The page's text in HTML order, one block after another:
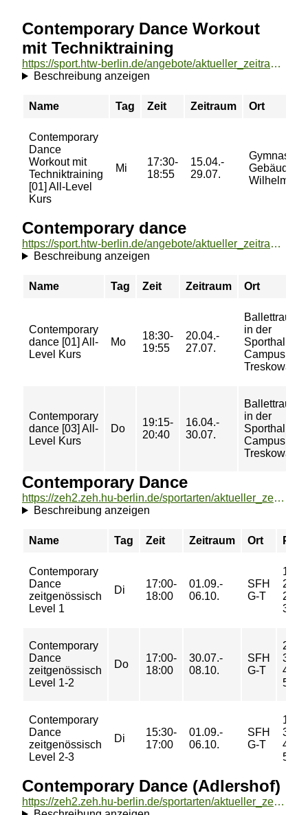
Contemporary Dance Workout
mit Techniktraining
https://sport.htw-berlin.de/angebote/aktueller_zeitraum/_Contemporary_Dance_Workout_mit_Techniktraining.html
Beschreibung anzeigen
Name Tag Zeit Zeitraum Ort
Contemporary
Dance
Workout mit
Techniktraining
[01] All-Level
Kurs
Mi
17:30-
18:55
15.04.-
29.07.
Gebäude B
Contemporary dance
https://sport.htw-berlin.de/angebote/aktueller_zeitraum/_Contemporary_dance.html
Beschreibung anzeigen
Name Tag Zeit Zeitraum Ort
Contemporary
dance [01] All-
Level Kurs
Mo
18:30-
19:55
20.04.-
27.07.
Ballettraum
in der
Sporthalle-
Campus
Contemporary
dance [03] All-
Level Kurs
Do
19:15-
20:40
16.04.-
30.07.
Ballettraum
in der
Sporthalle-
Campus
Contemporary Dance
https://zeh2.zeh.hu-berlin.de/sportarten/aktueller_zeitraum/_Contemporary_Dance.html
Beschreibung anzeigen
Name Tag Zeit Zeitraum Ort
Contemporary
Dance
zeitgenössisch
Level 1
Di
17:00-
18:00
01.09.-
06.10.
SFH
G-T
12/
22/
28/
34 €
Contemporary
Dance
zeitgenössisch
Level 1-2
Do
17:00-
18:00
30.07.-
08.10.
SFH
G-T
21/
36/
46/
56 €
Contemporary
Dance
zeitgenössisch
Level 2-3
Di
15:30-
17:00
01.09.-
06.10.
SFH
G-T
18/
32/
42/
51 €
Contemporary Dance (Adlershof)
https://zeh2.zeh.hu-berlin.de/sportarten/aktueller_zeitraum/_Contemporary_Dance__Adlershof_.html